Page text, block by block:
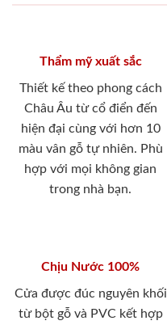
Thẩm mỹ xuất sắc
Thiết kế theo phong cách
Châu Âu từ cổ điển đến
hiện đại cùng với hơn 10
màu vân gỗ tự nhiên. Phù
hợp với mọi không gian
trong nhà bạn.
Chịu Nước 100%
Cửa được đúc nguyên khối
từ bột gỗ và PVC kết hợp